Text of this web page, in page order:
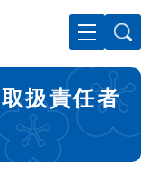
へ
扱責任者